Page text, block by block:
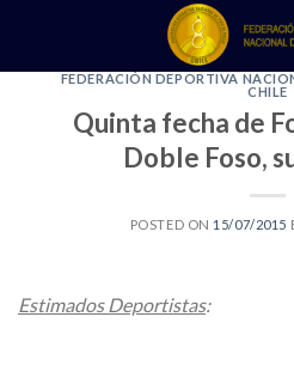
contentFEDERACIÓN DEPORTIVA
CHILE
Quinta fecha de
Doble Foso,
POSTED ON 15/07/2015
Estimados Deportistas: